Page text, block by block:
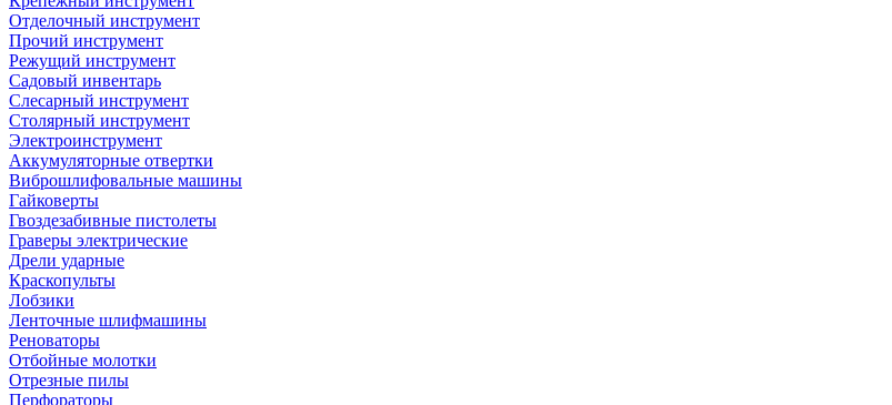
Отделочный инструмент
Прочий инструмент
Режущий инструмент
Садовый инвентарь
Слесарный инструмент
Столярный инструмент
Электроинструмент
Аккумуляторные отвертки
Виброшлифовальные машины
Гайковерты
Гвоздезабивные пистолеты
Граверы электрические
Дрели ударные
Краскопульты
Лобзики
Ленточные шлифмашины
Реноваторы
Отбойные молотки
Отрезные пилы
Перфораторы